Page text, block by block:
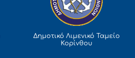
Δημοτικό Λιμενικό Ταμείο
Κορίνθου